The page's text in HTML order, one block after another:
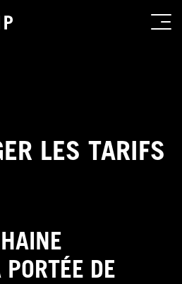
LES TARIFS
DE